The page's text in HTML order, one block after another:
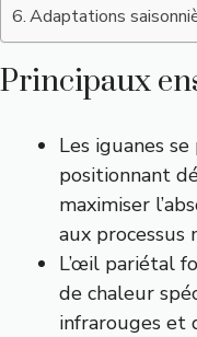
Adaptations
Principaux
Les iguanes
positionnant
maximiser
aux processus
L’œil pariétal
de chaleur
infrarouges et